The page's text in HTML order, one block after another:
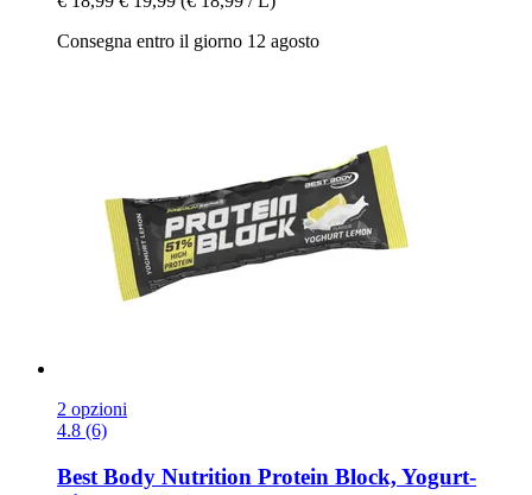
Consegna entro il giorno 12 agosto
2 opzioni
4.8 (6)
Best Body Nutrition Protein Block, Yogurt-​